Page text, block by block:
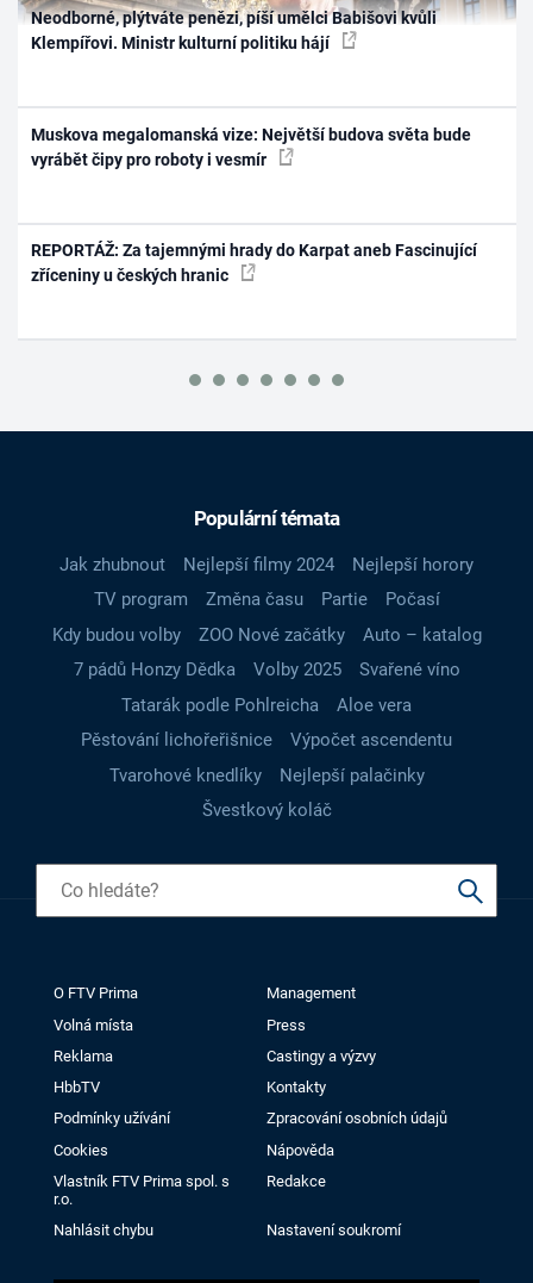
Neodborné, plýtváte penězi, píší umělci Babišovi kvůli
Klempířovi. Ministr kulturní politiku hájí
Muskova megalomanská vize: Největší budova světa bude
vyrábět čipy pro roboty i vesmír
REPORTÁŽ: Za tajemnými hrady do Karpat aneb Fascinující
zříceniny u českých hranic
Populární témata
Jak zhubnout Nejlepší filmy 2024
Nejlepší horory
TV program
Změna času Partie
Počasí
Kdy budou volby
ZOO Nové začátky
Auto – katalog
7 pádů Honzy Dědka
Volby 2025
Svařené víno
Tatarák podle Pohlreicha
Aloe vera
Pěstování lichořeřišnice
Výpočet ascendentu
Tvarohové knedlíky
Nejlepší palačinky
Švestkový koláč
O FTV Prima
Management
Volná místa
Press
Reklama
Castingy a výzvy
HbbTV
Kontakty
Podmínky užívání
Zpracování osobních údajů
Cookies
Nápověda
Vlastník FTV Prima spol. s
r.o.
Redakce
Nahlásit chybu Nastavení soukromí